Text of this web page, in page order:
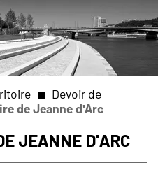
Devoir de
de Jeanne d'Arc
Jeanne d'Arc